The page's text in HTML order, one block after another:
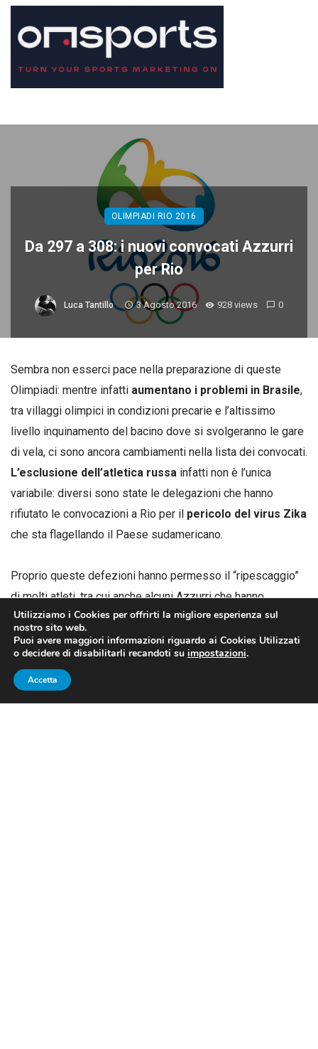
OLIMPIADI RIO 2016
Da 297 a 308: i nuovi convocati Azzurri
per Rio
Luca Tantillo 3 Agosto 2016 928 views 0
Sembra non esserci pace nella preparazione di queste
Olimpiadi: mentre infatti aumentano i problemi in Brasile,
tra villaggi olimpici in condizioni precarie e l’altissimo
livello inquinamento del bacino dove si svolgeranno le gare
di vela, ci sono ancora cambiamenti nella lista dei convocati.
L’esclusione dell’atletica russa infatti non è l’unica
variabile: diversi sono state le delegazioni che hanno
rifiutato le convocazioni a Rio per il pericolo del virus Zika
che sta flagellando il Paese sudamericano.
Proprio queste defezioni hanno permesso il “ripescaggio”
di molti atleti, tra cui anche alcuni Azzurri che hanno
scavalcato in ranking gli assenti. Non saranno perciò 297
italiani in gara, ma 308: ecco chi ha dovuto fare di fretta e
furia le valigie.
Utilizziamo i Cookies per offrirti la migliore esperienza sul
nostro sito web.
Puoi avere maggiori informazioni riguardo ai Cookies Utilizzati
o decidere di disabilitarli recandoti su impostazioni.
Accetta